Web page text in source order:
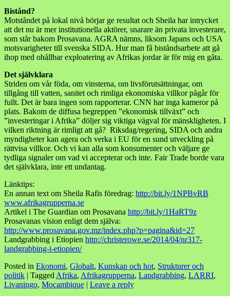
Bistånd?
Motståndet på lokal nivå börjar ge resultat och Sheila har intrycket
att det nu är mer institutionella aktörer, snarare än privata investerare,
som står bakom Prosavana. AGRA nämns, liksom Japans och USA
motsvarigheter till svenska SIDA. Hur man få biståndsarbete att gå
ihop med ohållbar exploatering av Afrikas jordar är för mig en gåta.
Det självklara
Striden om vår föda, om vinsterna, om livsförutsättningar, om
tillgång till vatten, sanitet och rimliga ekonomiska villkor pågår för
fullt. Det är bara ingen som rapporterar. CNN har inga kameror på
plats. Bakom de diffusa begreppen ”ekonomisk tillväxt” och
”investeringar i Afrika” döljer sig viktiga vägval för mänskligheten. I
vilken riktning är rimligt att gå? Riksdag/regering, SIDA och andra
myndigheter kan agera och verka i EU för en sund utveckling på
rättvisa villkor. Och vi kan alla som konsumenter och väljare ge
tydliga signaler om vad vi accepterar och inte. Fair Trade borde vara
det självklara, inte ett undantag.
Länktips:
En annan text om Sheila Rafis föredrag: http://bit.ly/1NPBvRB
www.afrikagrupperna.se
Artikel i The Guardian om Prosavana http://bit.ly/1HaRT9z
Prosavanas vision enligt dem själva:
http://www.prosavana.gov.mz/index.php?p=pagina&id=27
Landgrabbing i Etiopien http://christerowe.se/2014/04/nr317-
landgrabbing-i-etiopien/
Posted in Ekonomi, Globalt, Kunskap och hot, Strukturer och
politik | Tagged Afrika, Afrikagrupperna, Landgrabbing, LARRI,
Livaningo, Mocambique | Leave a reply